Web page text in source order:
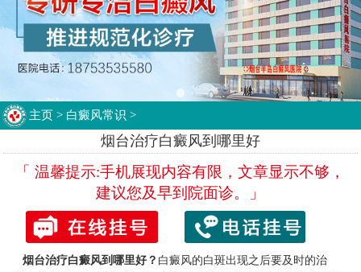
主页 > 白癜风常识 >
烟台治疗白癜风到哪里好
「 温馨提示:手机展现内容有限，文章显示不够，
建议您及早到院面诊。」
烟台治疗白癜风到哪里好？ 白癜风的白斑出现之后要及时的治